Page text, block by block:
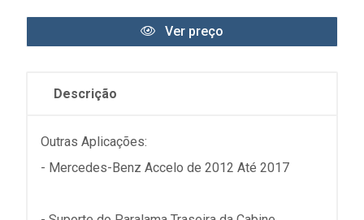
Ver preço
Descrição
Outras Aplicações:
- Mercedes-Benz Accelo de 2012 Até 2017